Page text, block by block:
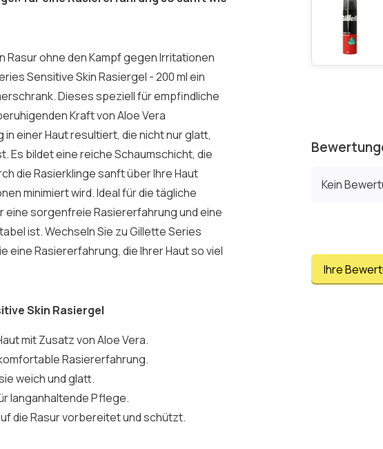
Rasur ohne den Kampf gegen Irritationen
Sensitive Skin Rasiergel - 200 ml ein
Dieses speziell für empfindliche
Kraft von Aloe Vera
einer Haut resultiert, die nicht nur glatt,
bildet eine reiche Schaumschicht, die
die Rasierklinge sanft über Ihre Haut
minimiert wird. Ideal für die tägliche
sorgenfreie Rasiererfahrung und eine
ist. Wechseln Sie zu Gillette Series
eine Rasiererfahrung, die Ihrer Haut so viel
Skin Rasiergel
mit Zusatz von Aloe Vera.
Rasiererfahrung.
weich und glatt.
langanhaltende Pflege.
die Rasur vorbereitet und schützt.
Kein
Ihre